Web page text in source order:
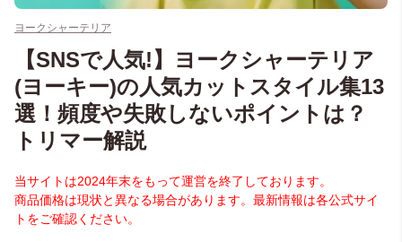
ヨークシャーテリア
【SNSで人気!】ヨークシャーテリア
(ヨーキー)の人気カットスタイル集13
選！頻度や失敗しないポイントは？
トリマー解説
当サイトは2024年末をもって運営を終了しております。
商品価格は現状と異なる場合があります。最新情報は各公式サイ
トをご確認ください。